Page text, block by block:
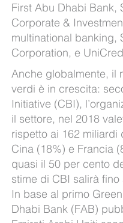
First Abu Dhabi Bank,
Corporate &
multinational banking,
Corporation, e
Anche globalmente, il
verdi è in crescita:
Initiative (CBI),
il settore, nel 2018
rispetto ai 162 miliardi
Cina (18%) e Francia
quasi il 50 per cento
stime di CBI salirà
In base al primo
Dhabi Bank (FAB)